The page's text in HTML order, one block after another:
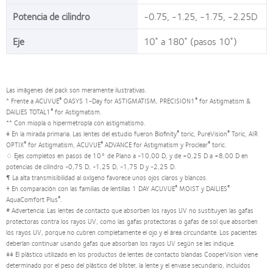
Potencia de cilindro
-0.75, -1.25, -1.75, -2.25D
Eje
10˚ a 180˚ (pasos 10˚)
Las imágenes del pack son meramente ilustrativas.
* Frente a ACUVUE® OASYS 1-Day for ASTIGMATISM, PRECISION1 ® for Astigmatism &
DAILIES TOTAL1 ® for Astigmatism.
** Con miopía o hipermetropía con astigmatismo.
‡ En la mirada primaria. Las lentes del estudio fueron Biofinity® toric, PureVision® Toric, AIR
OPTIX® for Astigmatism, ACUVUE® ADVANCE for Astigmatism y Proclear® toric.
♢ Ejes completos en pasos de 10° de Plano a -10,00 D, y de +0,25 D a +8,00 D en
potencias de cilindro -0,75 D, -1,25 D, -1,75 D y -2,25 D.
¶ La alta transmisibilidad al oxígeno favorece unos ojos claros y blancos.
† En comparación con las familias de lentillas 1 DAY ACUVUE® MOIST y DAILIES®
AquaComfort Plus®.
# Advertencia: Las lentes de contacto que absorben los rayos UV no sustituyen las gafas
protectoras contra los rayos UV, como las gafas protectoras o gafas de sol que absorben
los rayos UV, porque no cubren completamente el ojo y el área circundante. Los pacientes
deberían continuar usando gafas que absorban los rayos UV según se les indique.
‡‡ El plástico utilizado en los productos de lentes de contacto blandas CooperVision viene
determinado por el peso del plástico del blíster, la lente y el envase secundario, incluidos